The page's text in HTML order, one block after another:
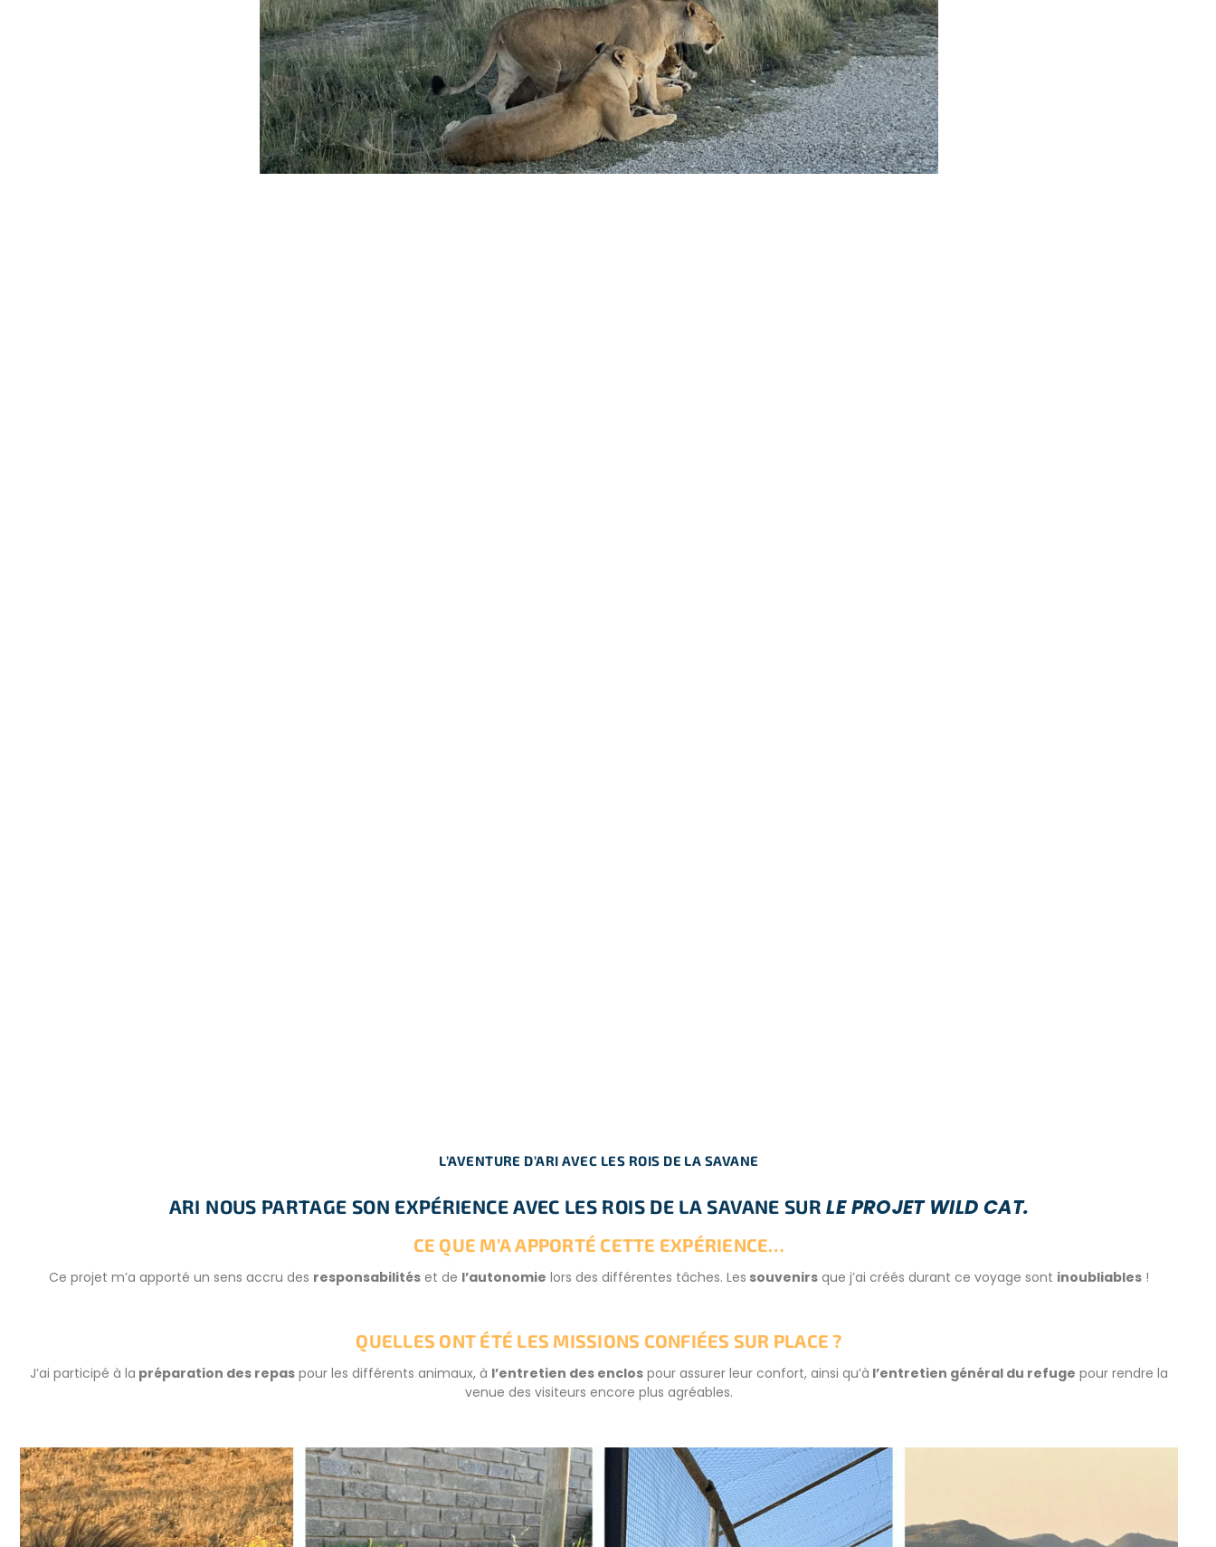
L’AVENTURE D’ARI AVEC LES ROIS DE LA SAVANE
ARI NOUS PARTAGE SON EXPÉRIENCE AVEC LES ROIS DE LA SAVANE SURLE PROJET WILD CAT.
CE QUE M’A APPORTÉ CETTE EXPÉRIENCE…
Ce projet m’a apporté un sens accru des responsabilités et de l’autonomie lors des différentes tâches. Les souvenirs que j’ai créés durant ce voyage sont inoubliables !
QUELLES ONT ÉTÉ LES MISSIONS CONFIÉES SUR PLACE ?
J’ai participé à la préparation des repas pour les différents animaux, à l’entretien des enclos pour assurer leur confort, ainsi qu’à l’entretien général du refuge pour rendre la
venue des visiteurs encore plus agréables.